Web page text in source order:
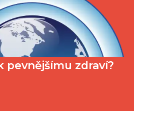
pevnějšímu zdraví?